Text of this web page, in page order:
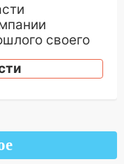
своего
на